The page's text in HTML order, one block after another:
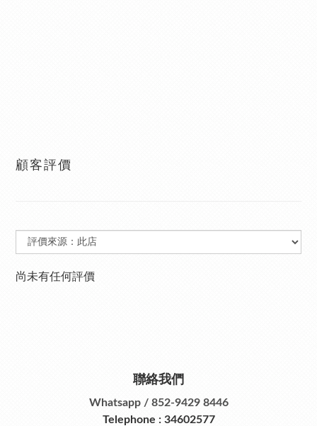
顧客評價
尚未有任何評價
聯絡我們
Whatsapp / 852-9429 8446
Telephone : 34602577